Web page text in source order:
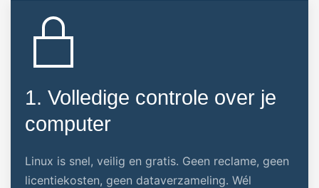
1. Volledige controle over je
computer
Linux is snel, veilig en gratis. Geen reclame, geen
licentiekosten, geen dataverzameling. Wél